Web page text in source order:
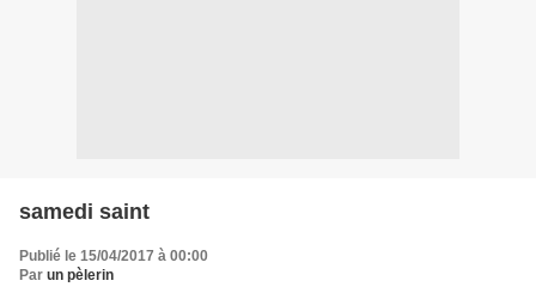
samedi saint
Publié le 15/04/2017 à 00:00
Par un pèlerin